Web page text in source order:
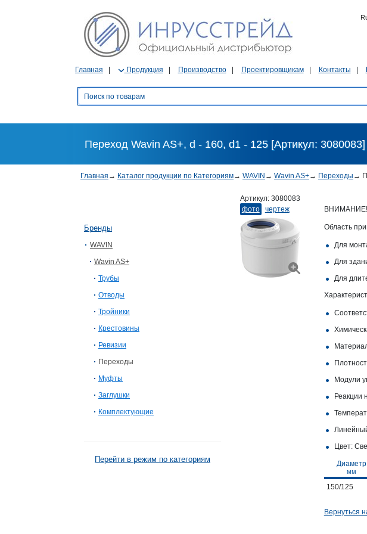
Главная Продукция Производство Проектировщикам Контакты
Переход Wavin AS+, d - 160, d1 - 125 [Артикул: 3080083]
Главная → Каталог продукции по Категориям→ WAVIN → Wavin AS+→ Переходы →
Бренды
WAVIN
Wavin AS+
Трубы
Отводы
Тройники
Крестовины
Ревизии
Переходы
Муфты
Заглушки
Комплектующие
Перейти в режим по категориям
Артикул: 3080083
фото
чертеж ВНИМАНИЕ!
Область
Для
Для
Для
Модули
Реакции
Цвет:
Диаметр
мм
150/125
Вернуться